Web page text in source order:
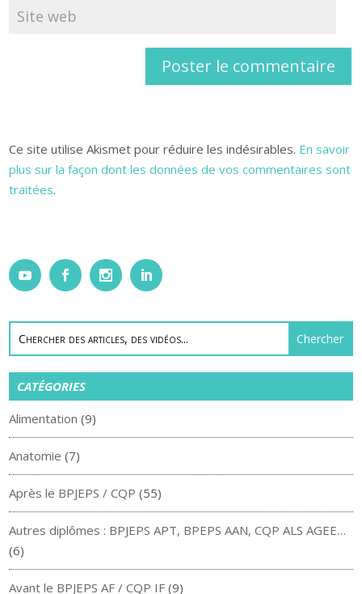
Ce site utilise Akismet pour réduire les indésirables. En savoir
plus sur la façon dont les données de vos commentaires sont
traitées.
CATÉGORIES
Alimentation (9)
Anatomie (7)
Après le BPJEPS / CQP (55)
Autres diplômes : BPJEPS APT, BPEPS AAN, CQP ALS AGEE…
(6)
Avant le BPJEPS AF / CQP IF (9)